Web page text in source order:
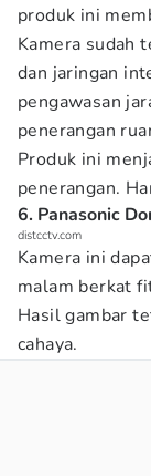
produk ini
Kamera sudah
dan jaringan
pengawasan
penerangan
Produk ini
penerangan.
6. Panasonic
distcctv.com
Kamera ini
malam berkat
Hasil gambar
cahaya.